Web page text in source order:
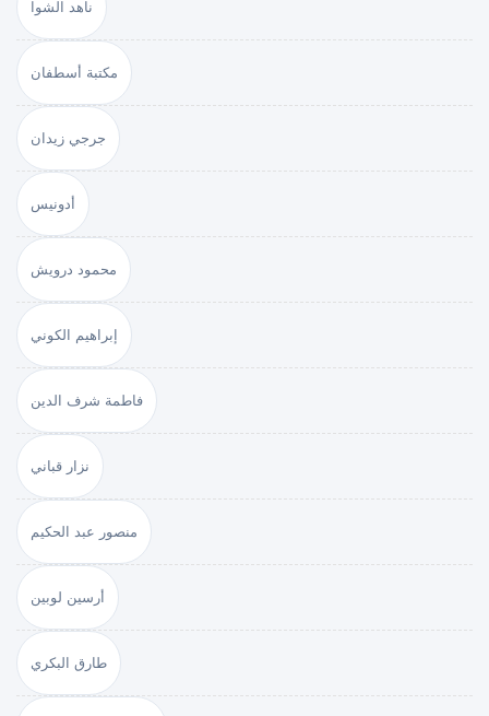
ناهد الشوا
مكتبة أسطفان
جرجي زيدان
أدونيس
محمود درويش
إبراهيم الكوني
فاطمة شرف الدين
نزار قباني
منصور عبد الحكيم
أرسين لوبين
طارق البكري